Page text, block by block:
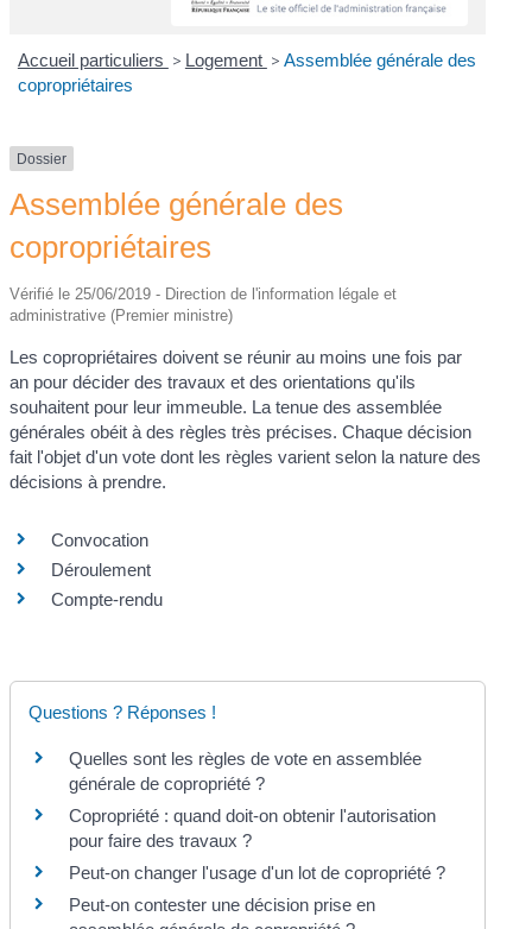
Accueil particuliers > Logement > Assemblée générale des
copropriétaires
Dossier
Assemblée générale des
copropriétaires
Vérifié le 25/06/2019 - Direction de l'information légale et
administrative (Premier ministre)
Les copropriétaires doivent se réunir au moins une fois par
an pour décider des travaux et des orientations qu'ils
souhaitent pour leur immeuble. La tenue des assemblée
générales obéit à des règles très précises. Chaque décision
fait l'objet d'un vote dont les règles varient selon la nature des
décisions à prendre.
Convocation
Déroulement
Compte-rendu
Questions ? Réponses !
Quelles sont les règles de vote en assemblée
générale de copropriété ?
Copropriété : quand doit-on obtenir l'autorisation
pour faire des travaux ?
Peut-on changer l'usage d'un lot de copropriété ?
Peut-on contester une décision prise en